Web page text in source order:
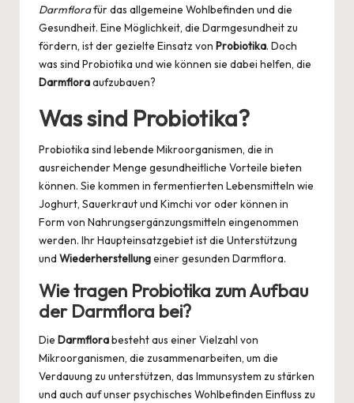
Darmflorafür das allgemeine Wohlbefinden und die
Gesundheit. Eine Möglichkeit, die Darmgesundheit zu
fördern, ist der gezielte Einsatz von Probiotika. Doch
was sind Probiotika und wie können sie dabei helfen, die
Darmfloraaufzubauen?
Was sind Probiotika?
Probiotika sind lebende Mikroorganismen, die in
ausreichender Menge gesundheitliche Vorteile bieten
können. Sie kommen in fermentierten Lebensmitteln wie
Joghurt, Sauerkraut und Kimchi vor oder können in
Form von Nahrungsergänzungsmitteln eingenommen
werden. Ihr Haupteinsatzgebiet ist die Unterstützung
und Wiederherstellungeiner gesunden Darmflora.
Wie tragen Probiotika zum Aufbau
der Darmflora bei?
Die Darmflorabesteht aus einer Vielzahl von
Mikroorganismen, die zusammenarbeiten, um die
Verdauung zu unterstützen, das Immunsystem zu stärken
und auch auf unser psychisches Wohlbefinden Einfluss zu